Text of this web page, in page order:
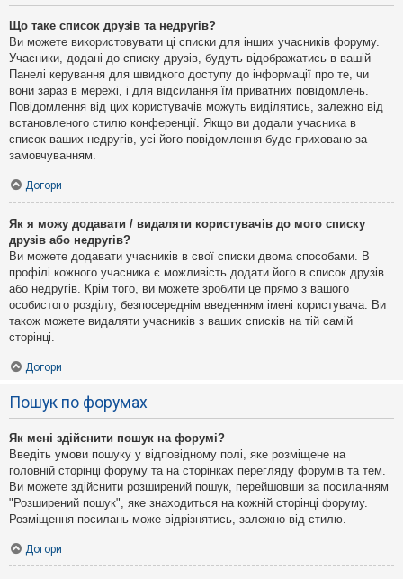
Що таке список друзів та недругів?
Ви можете використовувати ці списки для інших учасників форуму.
Учасники, додані до списку друзів, будуть відображатись в вашій
Панелі керування для швидкого доступу до інформації про те, чи
вони зараз в мережі, і для відсилання їм приватних повідомлень.
Повідомлення від цих користувачів можуть виділятись, залежно від
встановленого стилю конференції. Якщо ви додали учасника в
список ваших недругів, усі його повідомлення буде приховано за
замовчуванням.
Догори
Як я можу додавати / видаляти користувачів до мого списку
друзів або недругів?
Ви можете додавати учасників в свої списки двома способами. В
профілі кожного учасника є можливість додати його в список друзів
або недругів. Крім того, ви можете зробити це прямо з вашого
особистого розділу, безпосереднім введенням імені користувача. Ви
також можете видаляти учасників з ваших списків на тій самій
сторінці.
Догори
Пошук по форумах
Як мені здійснити пошук на форумі?
Введіть умови пошуку у відповідному полі, яке розміщене на
головній сторінці форуму та на сторінках перегляду форумів та тем.
Ви можете здійснити розширений пошук, перейшовши за посиланням
"Розширений пошук", яке знаходиться на кожній сторінці форуму.
Розміщення посилань може відрізнятись, залежно від стилю.
Догори